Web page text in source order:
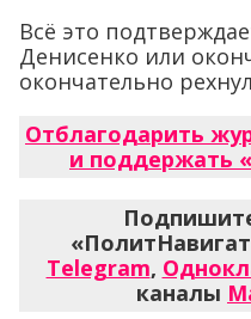
Всё это
Денисенко или
окончательно
Отблагодарить
и поддержать
Telegram,
каналы